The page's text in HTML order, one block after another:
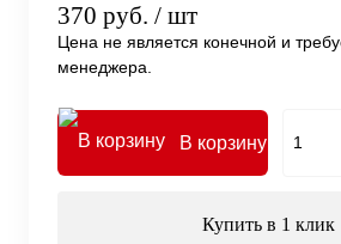
370 руб. / шт
Цена не является конечной и
менеджера.
В корзину
Купить в 1 клик